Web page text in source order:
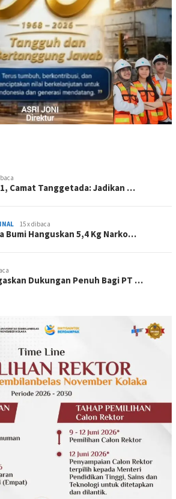
Camat Tanggetada: Jadikan …
15 x dibaca
Bumi Hanguskan 5,4 Kg Narko…
Dukungan Penuh Bagi PT …